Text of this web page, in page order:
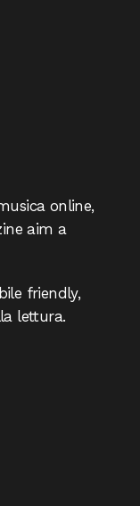
online,
aim a
friendly,
lettura.